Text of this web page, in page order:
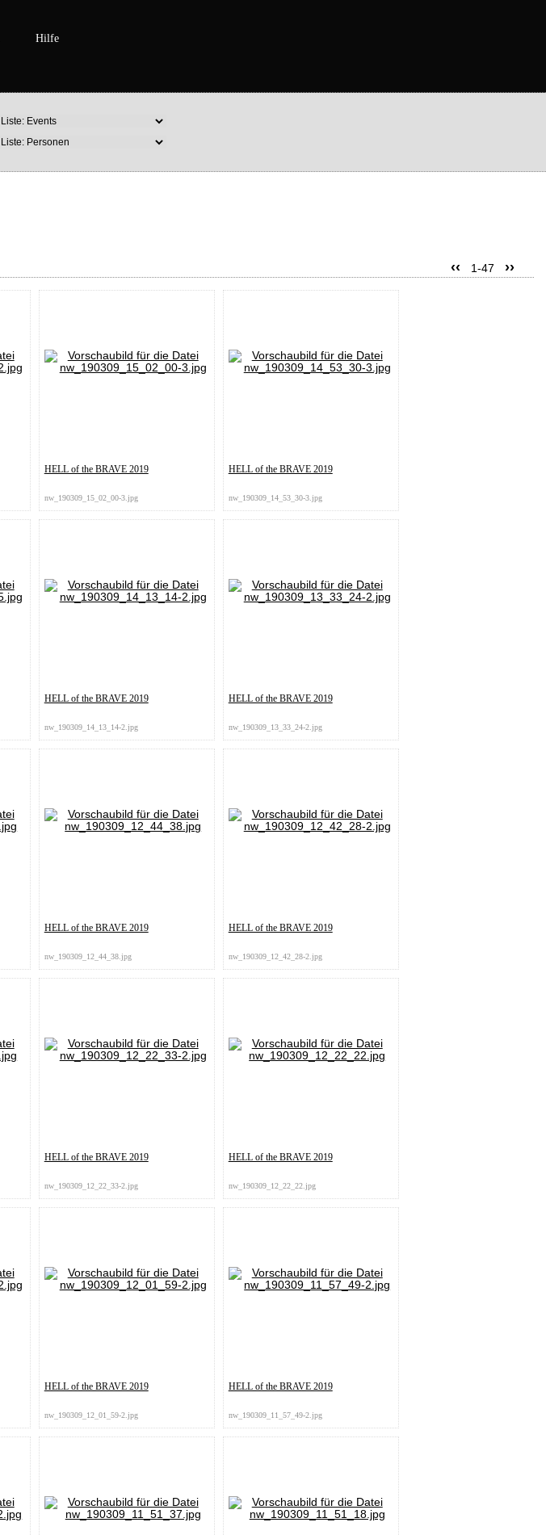
Hilfe
‹‹ 1-47 ››
HELL of the BRAVE 2019
nw_190309_15_02_00-3.jpg
HELL of the BRAVE 2019
nw_190309_14_53_30-3.jpg
HELL of the BRAVE 2019
nw_190309_14_13_14-2.jpg
HELL of the BRAVE 2019
nw_190309_13_33_24-2.jpg
HELL of the BRAVE 2019
nw_190309_12_44_38.jpg
HELL of the BRAVE 2019
nw_190309_12_42_28-2.jpg
HELL of the BRAVE 2019
nw_190309_12_22_33-2.jpg
HELL of the BRAVE 2019
nw_190309_12_22_22.jpg
HELL of the BRAVE 2019
nw_190309_12_01_59-2.jpg
HELL of the BRAVE 2019
nw_190309_11_57_49-2.jpg